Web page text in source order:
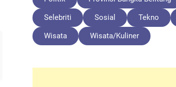
Selebriti Sosial Tekno
Wisata Wisata/Kuliner